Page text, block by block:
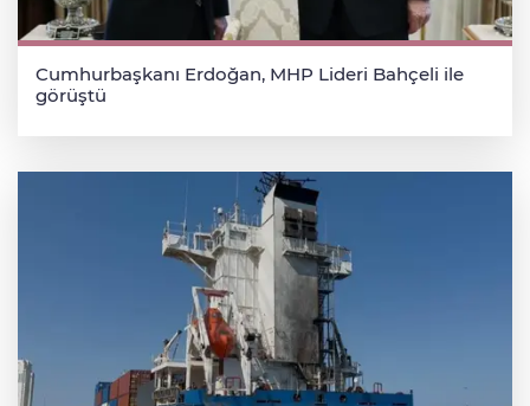
Cumhurbaşkanı Erdoğan, MHP Lideri Bahçeli ile
görüştü